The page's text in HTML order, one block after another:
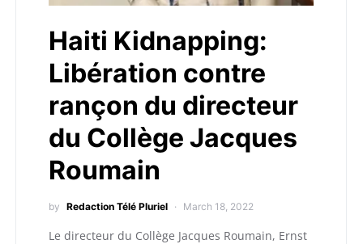
Haiti Kidnapping:
Libération contre
rançon du directeur
du Collège Jacques
Roumain
by Redaction Télé Pluriel March 18, 2022
Le directeur du Collège Jacques Roumain, Ernst